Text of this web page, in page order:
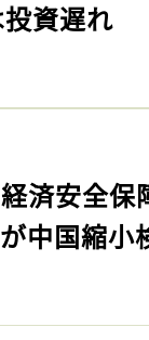
資遅れ
経済安全
中国縮小
入りに
ログイン
員登録